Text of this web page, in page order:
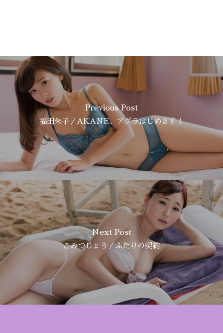
Previous Post
福田朱子／AKANE、アグラはじめます！
Next Post
こみつじょう／ふたりの契約